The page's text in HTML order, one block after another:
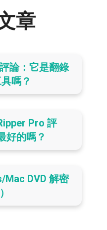
章
論：它是翻錄
嗎？
Pro 評
好的嗎？
Mac DVD 解密